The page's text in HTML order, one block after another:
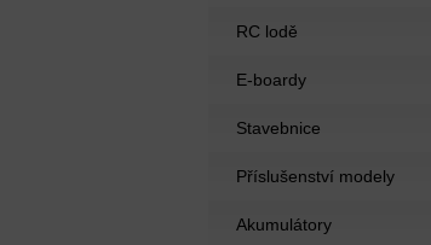
RC lodě
E-boardy
Stavebnice
Příslušenství modely
Akumulátory